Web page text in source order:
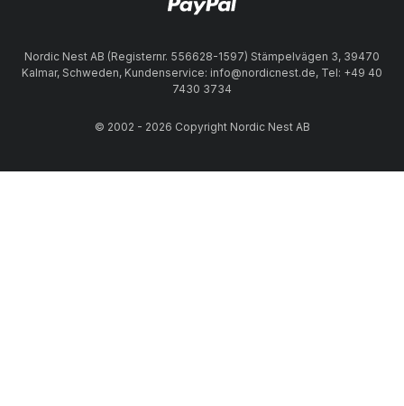
Nordic Nest AB (Registernr. 556628-1597) Stämpelvägen 3, 39470
Kalmar, Schweden, Kundenservice: info@nordicnest.de, Tel: +49 40
7430 3734
© 2002 - 2026 Copyright Nordic Nest AB